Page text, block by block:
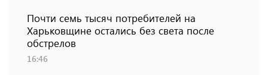
Почти семь тысяч потребителей на
Харьковщине остались без света после
обстрелов
16:46